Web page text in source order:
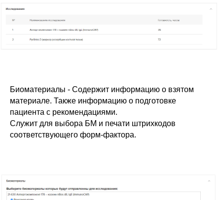
Биоматериалы - Содержит информацию о взятом
материале. Также информацию о подготовке
пациента с рекомендациями.
Служит для выбора БМ и печати штрихкодов
соответствующего форм-фактора.